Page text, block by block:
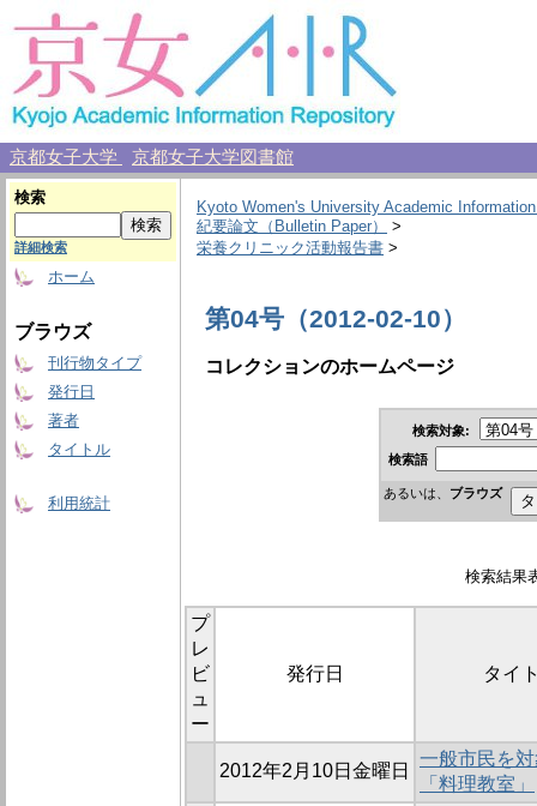
京都女子大学 京都女子大学図書館
検索
詳細検索
ホーム
ブラウズ
刊行物タイプ
発行日
著者
タイトル
利用統計
Kyoto Women's University Academic
紀要論文（Bulletin Paper）
>
栄養クリニック活動報告書 >
第04号（2012-02-10）
コレクションのホームページ
検索対象:
検索語
あるいは、 ブラウズ
検索結果
プ
レ
ビ
ュ
ー
発行日 タイ
2012年2月10日金曜日
一般市民を
「料理教室」